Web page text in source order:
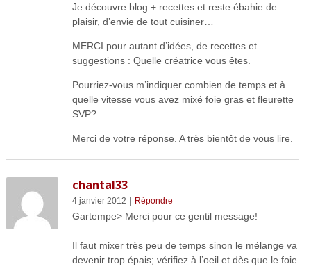
Je découvre blog + recettes et reste ébahie de
plaisir, d’envie de tout cuisiner…
MERCI pour autant d’idées, de recettes et
suggestions : Quelle créatrice vous êtes.
Pourriez-vous m’indiquer combien de temps et à
quelle vitesse vous avez mixé foie gras et fleurette
SVP?
Merci de votre réponse. A très bientôt de vous lire.
chantal33
4 janvier 2012 | Répondre
Gartempe> Merci pour ce gentil message!
Il faut mixer très peu de temps sinon le mélange va
devenir trop épais; vérifiez à l’oeil et dès que le foie